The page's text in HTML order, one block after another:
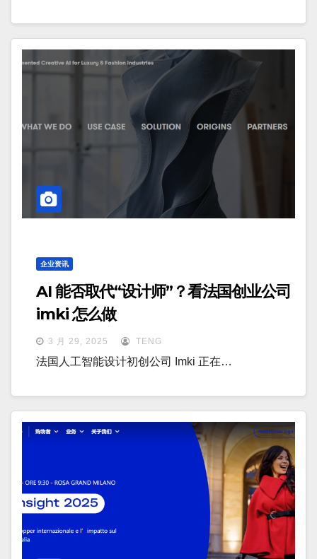
企业资讯
AI 能否取代“设计师”？看法国创业公司
imki 怎么做
3 月 29, 2025 TENG
法国人工智能设计初创公司 Imki 正在…